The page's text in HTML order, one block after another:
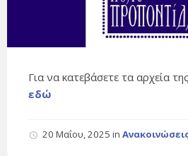
Για να κατεβάσετε τα αρχεία
εδώ
20 Μαΐου, 2025 in